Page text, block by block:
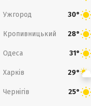
Ужгород 30°
Кропивницький 28°
Одеса 31°
Харків 29°
Чернігів 25°